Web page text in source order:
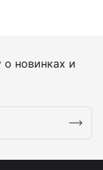
новинках и